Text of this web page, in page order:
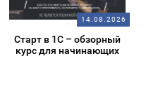
14.08.2026
Старт в 1С – обзорный
курс для начинающих